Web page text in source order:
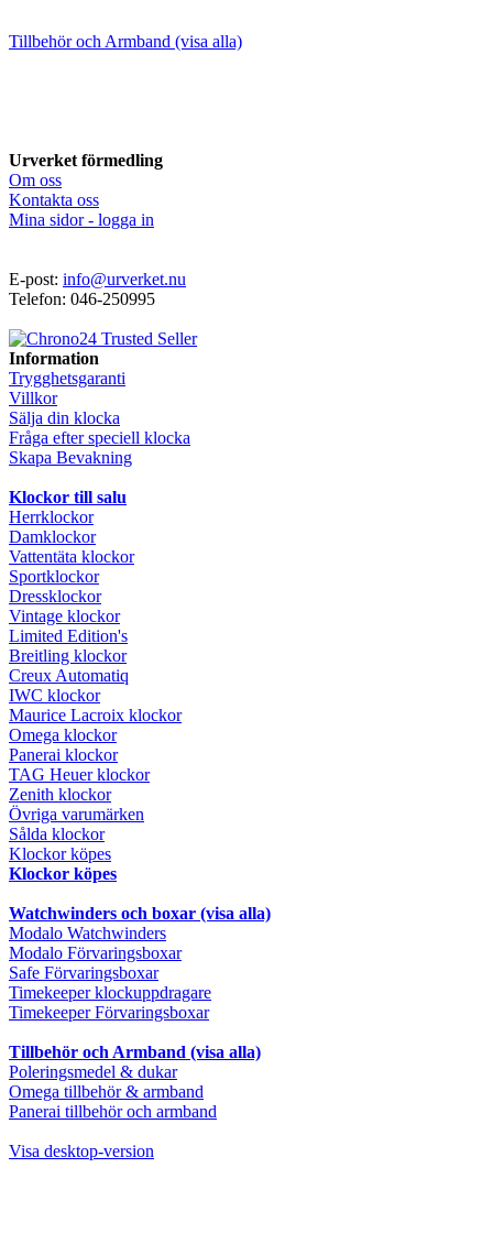
Tillbehör och Armband (visa alla)
Urverket förmedling
Om oss
Kontakta oss
Mina sidor - logga in
E-post: info@urverket.nu
Telefon: 046-250995
Information
Trygghetsgaranti
Villkor
Sälja din klocka
Fråga efter speciell klocka
Skapa Bevakning
Klockor till salu
Herrklockor
Damklockor
Vattentäta klockor
Sportklockor
Dressklockor
Vintage klockor
Limited Edition's
Breitling klockor
Creux Automatiq
IWC klockor
Maurice Lacroix klockor
Omega klockor
Panerai klockor
TAG Heuer klockor
Zenith klockor
Övriga varumärken
Sålda klockor
Klockor köpes
Klockor köpes
Watchwinders och boxar (visa alla)
Modalo Watchwinders
Modalo Förvaringsboxar
Safe Förvaringsboxar
Timekeeper klockuppdragare
Timekeeper Förvaringsboxar
Tillbehör och Armband (visa alla)
Poleringsmedel & dukar
Omega tillbehör & armband
Panerai tillbehör och armband
Visa desktop-version